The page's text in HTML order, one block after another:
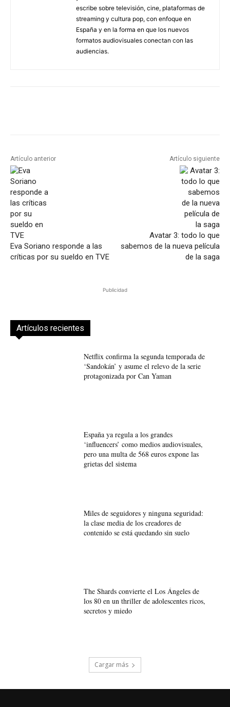
escribe sobre televisión, cine, plataformas de
streaming y cultura pop, con enfoque en
España y en la forma en que los nuevos
formatos audiovisuales conectan con las
audiencias.
Artículo anterior
Eva Soriano responde a las
críticas por su sueldo en TVE
Artículo siguiente
Avatar 3: todo lo que
sabemos de la nueva película
de la saga
Publicidad
Artículos recientes
Netflix confirma la segunda temporada de
‘Sandokán’ y asume el relevo de la serie
protagonizada por Can Yaman
España ya regula a los grandes
‘influencers’ como medios audiovisuales,
pero una multa de 568 euros expone las
grietas del sistema
Miles de seguidores y ninguna seguridad:
la clase media de los creadores de
contenido se está quedando sin suelo
The Shards convierte el Los Ángeles de
los 80 en un thriller de adolescentes ricos,
secretos y miedo
Cargar más